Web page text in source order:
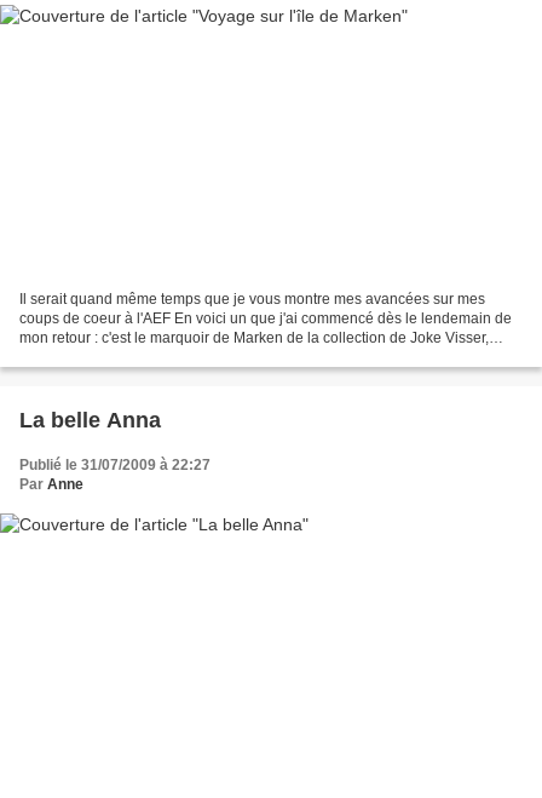
Il serait quand même temps que je vous montre mes avancées sur mes
coups de coeur à l'AEF En voici un que j'ai commencé dès le lendemain de
mon retour : c'est le marquoir de Marken de la collection de Joke Visser,
La belle Anna
Publié le 31/07/2009 à 22:27
Par Anne